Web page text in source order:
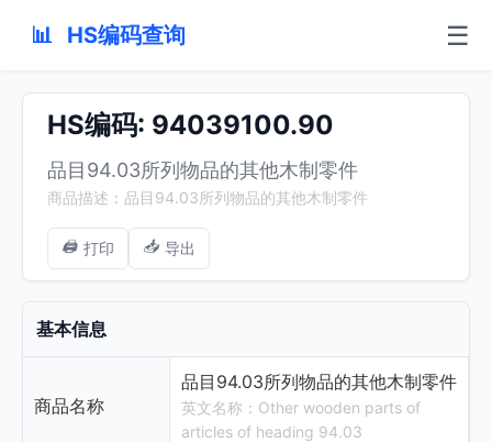
📊 HS编码查询 ☰
HS编码: 94039100.90
品目94.03所列物品的其他木制零件
商品描述：品目94.03所列物品的其他木制零件
🖨️ 打印 📥 导出
基本信息
商品名称
品目94.03所列物品的其他木制零件
英文名称：Other wooden parts of
articles of heading 94.03